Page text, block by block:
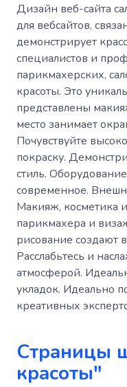
Дизайн веб-сайта
для вебсайтов,
демонстрирует
специалистов и
парикмахерских,
красоты. Это
представлены
место занимает
Почувствуйте
покраску.
стиль.
современное.
Макияж, косметика
парикмахера и
рисование создают
Расслабьтесь и
атмосферой.
укладок. Идеально
креативных
Страницы
красоты"